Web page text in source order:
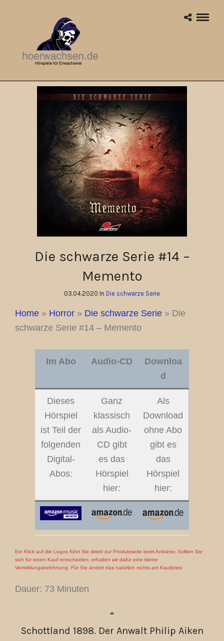
Die schwarze Serie #14 –
Memento
03.04.2020 In Die schwarze Serie
Home » Horror » Die schwarze Serie » Die
schwarze Serie #14 – Memento
Im Abo Audio-CD
Downloa
d
Dieses
Hörspiel
ist Teil der
folgenden
Digital-
Abos:
Ganz
klassisch
als Audio-
CD gibt
es das
Hörspiel
hier:
Als
Download
ohne Abo
gibt es
das
Hörspiel
hier:
Ein Klick auf die Logos führt Sie direkt zur Produktseite beim Anbieter. Sollten Sie
sich für einen Kauf entscheiden, erhalten wir dafür eine kleine
Vermittlungsbelohnung. Für Sie ändert das natürlich nichts am Kaufpreis
Dauer: 73 Minuten
Schottland 1898. Der Anwalt Philip Aiken